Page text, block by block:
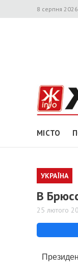
8 серпня
МІСТО
УКРАЇНА
В
25 лютого